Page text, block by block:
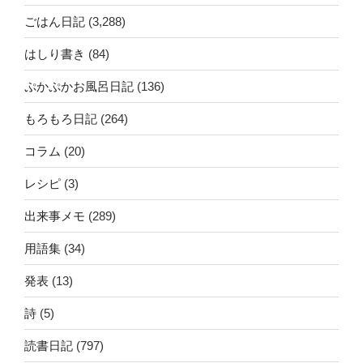
ごはん日記 (3,288)
はしり書き (84)
ぷかぷかお風呂日記 (136)
もろもろ日記 (264)
コラム (20)
レシピ (3)
出来事メモ (289)
用語集 (34)
発表 (13)
詩 (5)
読書日記 (797)